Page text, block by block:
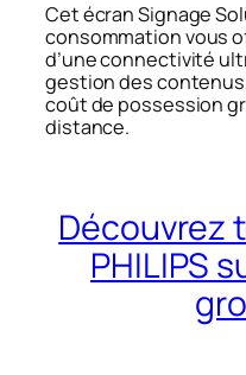
Cet écran Signage
consommation vous
d’une connectivité
gestion des
coût de possession
distance.
Découvrez
PHILIPS